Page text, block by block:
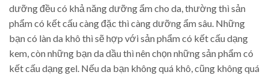
dưỡng đều có khả năng dưỡng ẩm cho da, thường thì sản
phẩm có kết cấu càng đặc thì càng dưỡng ẩm sâu. Những
bạn có làn da khô thì sẽ hợp với sản phẩm có kết cấu dạng
kem, còn những bạn da dầu thì nên chọn những sản phẩm có
kết cấu dạng gel. Nếu da bạn không quá khô, cũng không quá